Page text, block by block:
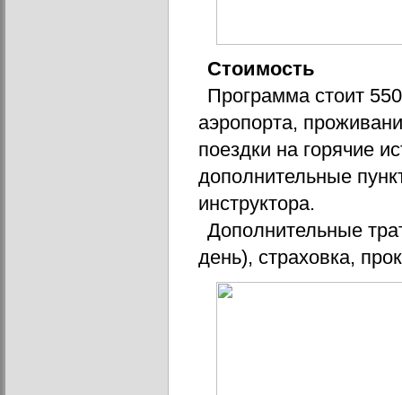
Стоимость
Программа стоит
аэропорта,
поездки на горячие
дополнительные
инструктора.
Дополнительные
день), страховка,